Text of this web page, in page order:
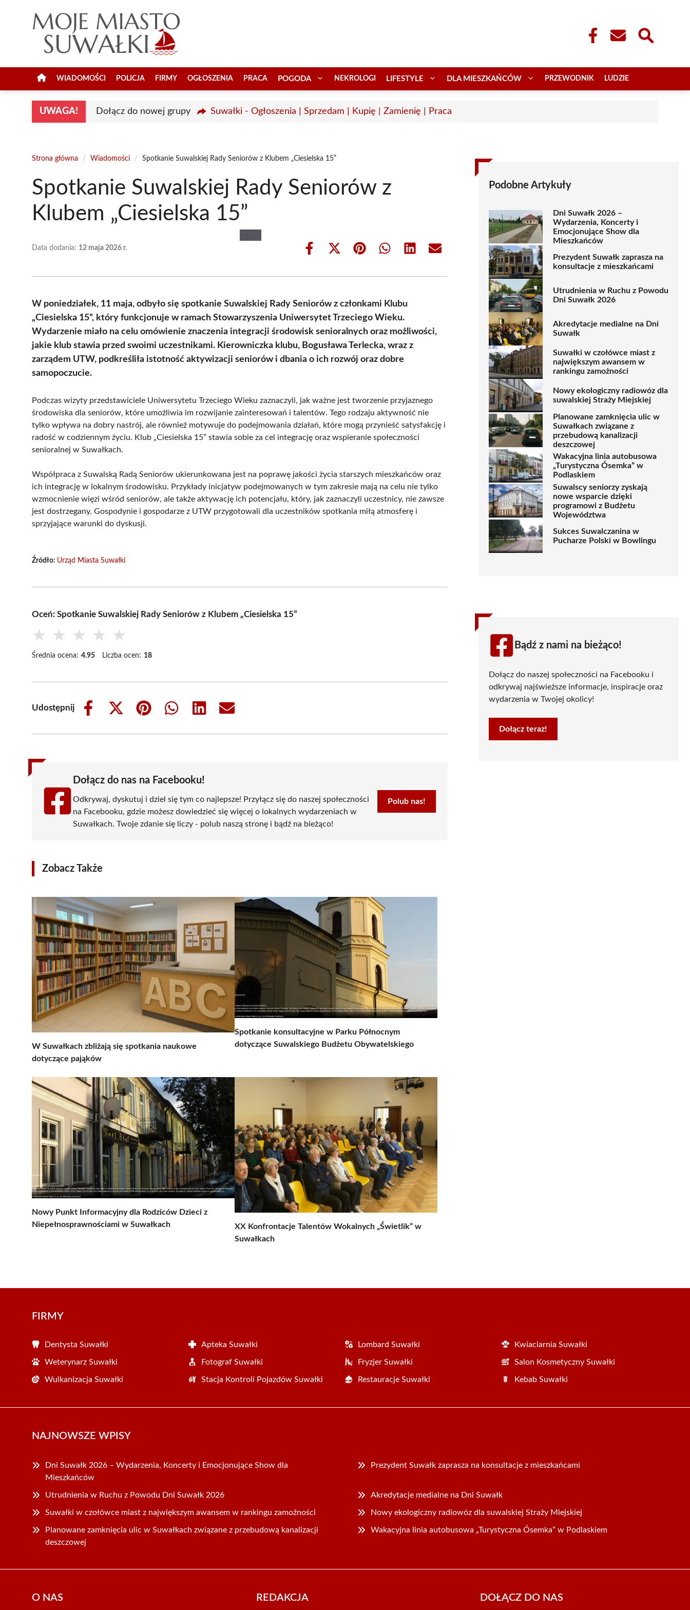
WIADOMOŚCI POLICJA FIRMY OGŁOSZENIA PRACA POGODA NEKROLOGI LIFESTYLE DLA MIESZKAŃCÓW PRZEWODNIK LUDZIE
UWAGA! Dołącz do nowej grupy Suwałki - Ogłoszenia | Sprzedam | Kupię | Zamienię | Praca
Strona główna / Wiadomości / Spotkanie Suwalskiej Rady Seniorów z Klubem „Ciesielska 15”
Spotkanie Suwalskiej Rady Seniorów z
Klubem „Ciesielska 15”
Data dodania: 12 maja 2026 r.
Share
Share
(Twitter)
Share Share Share Share
W poniedziałek, 11 maja, odbyło się spotkanie Suwalskiej Rady Seniorów z członkami Klubu
„Ciesielska 15”, który funkcjonuje w ramach Stowarzyszenia Uniwersytet Trzeciego Wieku.
Wydarzenie miało na celu omówienie znaczenia integracji środowisk senioralnych oraz możliwości,
jakie klub stawia przed swoimi uczestnikami. Kierowniczka klubu, Bogusława Terlecka, wraz z
zarządem UTW, podkreśliła istotność aktywizacji seniorów i dbania o ich rozwój oraz dobre
samopoczucie.
Podczas wizyty przedstawiciele Uniwersytetu Trzeciego Wieku zaznaczyli, jak ważne jest tworzenie przyjaznego
środowiska dla seniorów, które umożliwia im rozwijanie zainteresowań i talentów. Tego rodzaju aktywność nie
tylko wpływa na dobry nastrój, ale również motywuje do podejmowania działań, które mogą przynieść satysfakcję i
radość w codziennym życiu. Klub „Ciesielska 15” stawia sobie za cel integrację oraz wspieranie społeczności
senioralnej w Suwałkach.
Współpraca z Suwalską Radą Seniorów ukierunkowana jest na poprawę jakości życia starszych mieszkańców oraz
ich integrację w lokalnym środowisku. Przykłady inicjatyw podejmowanych w tym zakresie mają na celu nie tylko
wzmocnienie więzi wśród seniorów, ale także aktywację ich potencjału, który, jak zaznaczyli uczestnicy, nie zawsze
jest dostrzegany. Gospodynie i gospodarze z UTW przygotowali dla uczestników spotkania miłą atmosferę i
sprzyjające warunki do dyskusji.
Źródło: Urząd Miasta Suwałki
Oceń: Spotkanie Suwalskiej Rady Seniorów z Klubem „Ciesielska 15”
★ ★ ★ ★ ★
Średnia ocena: 4.95 Liczba ocen: 18
Udostępnij
Share
Share
(Twitter)
Share
Share
Share
Share
Dołącz do nas na Facebooku!
Odkrywaj, dyskutuj i dziel się tym co najlepsze! Przyłącz się do naszej społeczności
na Facebooku, gdzie możesz dowiedzieć się więcej o lokalnych wydarzeniach w
Suwałkach. Twoje zdanie się liczy - polub naszą stronę i bądź na bieżąco!
Polub nas!
Zobacz Także
W Suwałkach zbliżają się spotkania naukowe
dotyczące pająków
Spotkanie konsultacyjne w Parku Północnym
dotyczące Suwalskiego Budżetu Obywatelskiego
Nowy Punkt Informacyjny dla Rodziców Dzieci z
Niepełnosprawnościami w Suwałkach
XX Konfrontacje Talentów Wokalnych „Świetlik” w
Suwałkach
Podobne Artykuły
Dni Suwałk 2026 –
Wydarzenia, Koncerty i
Emocjonujące Show dla
Mieszkańców
Prezydent Suwałk zaprasza na
konsultacje z mieszkańcami
Utrudnienia w Ruchu z Powodu
Dni Suwałk 2026
Akredytacje medialne na Dni
Suwałk
Suwałki w czołówce miast z
największym awansem w
rankingu zamożności
Nowy ekologiczny radiowóz dla
suwalskiej Straży Miejskiej
Planowane zamknięcia ulic w
Suwałkach związane z
przebudową kanalizacji
deszczowej
Wakacyjna linia autobusowa
„Turystyczna Ósemka” w
Podlaskiem
Suwalscy seniorzy zyskają
nowe wsparcie dzięki
programowi z Budżetu
Województwa
Sukces Suwalczanina w
Pucharze Polski w Bowlingu
Bądź z nami na bieżąco!
Dołącz do naszej społeczności na Facebooku i
odkrywaj najświeższe informacje, inspiracje oraz
wydarzenia w Twojej okolicy!
Dołącz teraz!
FIRMY
Dentysta Suwałki Apteka Suwałki Lombard Suwałki Kwiaciarnia Suwałki
Weterynarz Suwałki Fotograf Suwałki Fryzjer Suwałki Salon Kosmetyczny Suwałki
Wulkanizacja Suwałki Stacja Kontroli Pojazdów Suwałki Restauracje Suwałki Kebab Suwałki
NAJNOWSZE WPISY
Dni Suwałk 2026 – Wydarzenia, Koncerty i Emocjonujące Show dla
Mieszkańców
Prezydent Suwałk zaprasza na konsultacje z mieszkańcami
Utrudnienia w Ruchu z Powodu Dni Suwałk 2026 Akredytacje medialne na Dni Suwałk
Suwałki w czołówce miast z największym awansem w rankingu zamożności Nowy ekologiczny radiowóz dla suwalskiej Straży Miejskiej
Planowane zamknięcia ulic w Suwałkach związane z przebudową kanalizacji
deszczowej
Wakacyjna linia autobusowa „Turystyczna Ósemka” w Podlaskiem
O NAS REDAKCJA DOŁĄCZ DO NAS